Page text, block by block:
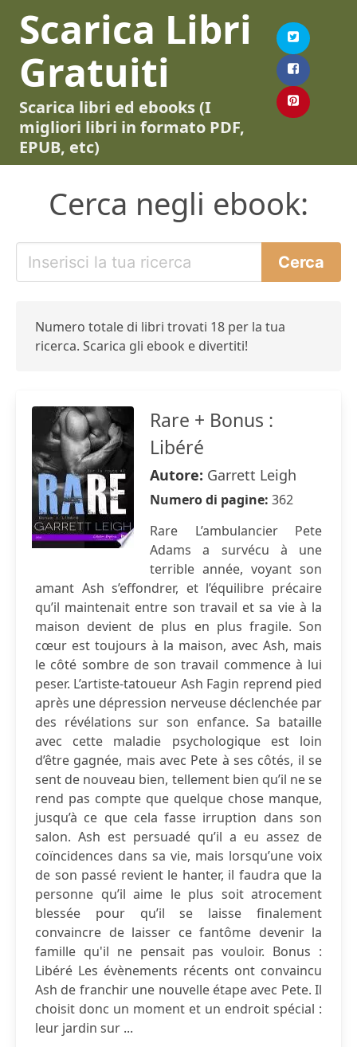
Scarica Libri
Gratuiti
Scarica libri ed ebooks (I
migliori libri in formato PDF,
EPUB, etc)
Cerca negli ebook:
Numero totale di libri trovati 18 per la tua
ricerca. Scarica gli ebook e divertiti!
Rare + Bonus :
Libéré
Autore: Garrett Leigh
Numero di pagine: 362
Rare L’ambulancier Pete
Adams a survécu à une
terrible année, voyant son
amant Ash s’effondrer, et l’équilibre précaire
qu’il maintenait entre son travail et sa vie à la
maison devient de plus en plus fragile. Son
cœur est toujours à la maison, avec Ash, mais
le côté sombre de son travail commence à lui
peser. L’artiste-tatoueur Ash Fagin reprend pied
après une dépression nerveuse déclenchée par
des révélations sur son enfance. Sa bataille
avec cette maladie psychologique est loin
d’être gagnée, mais avec Pete à ses côtés, il se
sent de nouveau bien, tellement bien qu’il ne se
rend pas compte que quelque chose manque,
jusqu’à ce que cela fasse irruption dans son
salon. Ash est persuadé qu’il a eu assez de
coïncidences dans sa vie, mais lorsqu’une voix
de son passé revient le hanter, il faudra que la
personne qu’il aime le plus soit atrocement
blessée pour qu’il se laisse finalement
convaincre de laisser ce fantôme devenir la
famille qu'il ne pensait pas vouloir. Bonus :
Libéré Les évènements récents ont convaincu
Ash de franchir une nouvelle étape avec Pete. Il
choisit donc un moment et un endroit spécial :
leur jardin sur ...